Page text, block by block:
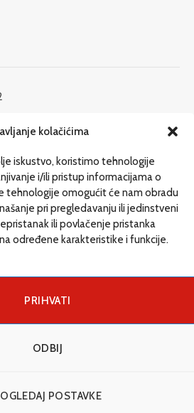
kolačićima
iskustvo, koristimo tehnologije
i/ili pristup informacijama o
tehnologije omogućit će nam obradu
pri pregledavanju ili jedinstveni
ili povlačenje pristanka
određene karakteristike i funkcije.
PRIHVATI
ODBIJ
POSTAVKE